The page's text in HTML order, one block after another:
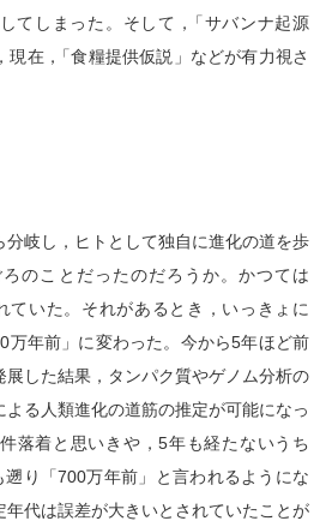
てしまった。そして ， 「サバンナ起源
現在， 「食糧提供仮説」などが有力視さ
岐し，ヒトとして独自に進化の道を歩
のことだったのだろうか。かつては
ていた。それがあるとき，いっきょに
万年前」に変わった。今から5年ほど前
した結果，タンパク質やゲノム分析の
る人類進化の道筋の推定が可能になっ
落着と思いきや，5年も経たないうち
り「700万年前」と言われるようにな
年代は誤差が大きいとされていたことが